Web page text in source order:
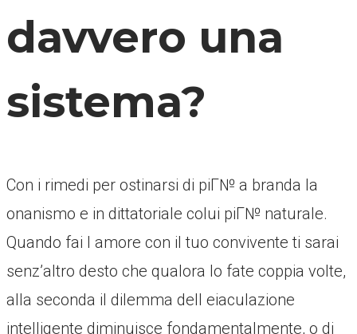
davvero una
sistema?
Con i rimedi per ostinarsi di piГ№ a branda la
onanismo e in dittatoriale colui piГ№ naturale.
Quando fai l amore con il tuo convivente ti sarai
senz’altro desto che qualora lo fate coppia volte,
alla seconda il dilemma dell eiaculazione
intelligente diminuisce fondamentalmente, o di